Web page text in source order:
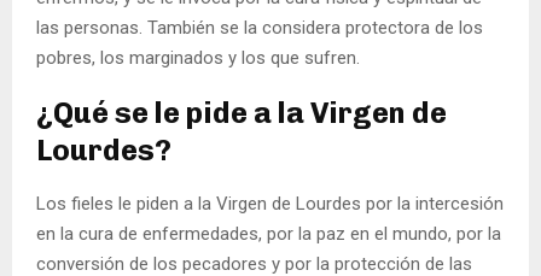
las personas. También se la considera protectora de los
pobres, los marginados y los que sufren.
¿Qué se le pide a la Virgen de
Lourdes?
Los fieles le piden a la Virgen de Lourdes por la intercesión
en la cura de enfermedades, por la paz en el mundo, por la
conversión de los pecadores y por la protección de las